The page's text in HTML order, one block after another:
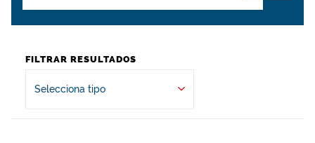
FILTRAR RESULTADOS
Selecciona tipo